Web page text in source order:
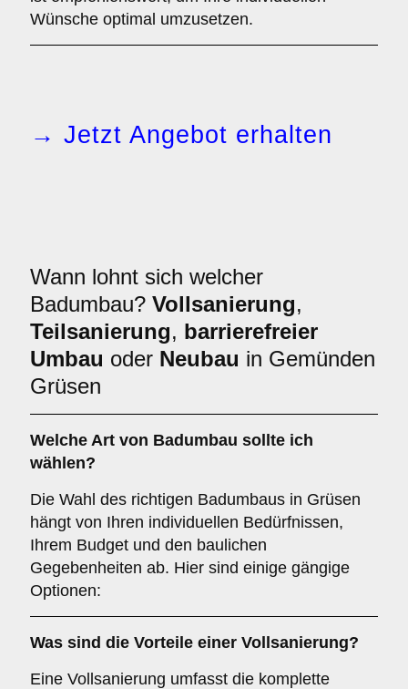
Wünsche optimal umzusetzen.
→ Jetzt Angebot erhalten
Wann lohnt sich welcher
Badumbau? Vollsanierung,
Teilsanierung, barrierefreier
Umbau oder Neubau in Gemünden
Grüsen
Welche Art von Badumbau sollte ich
wählen?
Die Wahl des richtigen Badumbaus in Grüsen
hängt von Ihren individuellen Bedürfnissen,
Ihrem Budget und den baulichen
Gegebenheiten ab. Hier sind einige gängige
Optionen:
Was sind die Vorteile einer Vollsanierung?
Eine Vollsanierung umfasst die komplette